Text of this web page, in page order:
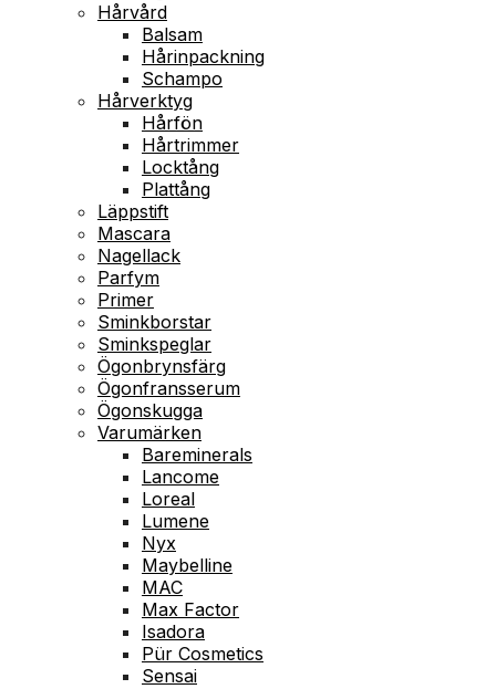
Hårvård
Balsam
Hårinpackning
Schampo
Hårverktyg
Hårfön
Hårtrimmer
Locktång
Plattång
Läppstift
Mascara
Nagellack
Parfym
Primer
Sminkborstar
Sminkspeglar
Ögonbrynsfärg
Ögonfransserum
Ögonskugga
Varumärken
Bareminerals
Lancome
Loreal
Lumene
Nyx
Maybelline
MAC
Max Factor
Isadora
Pür Cosmetics
Sensai